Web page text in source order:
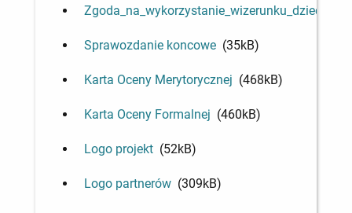
Zgoda_na_wykorzystanie_wizerunku_dziecka
Sprawozdanie koncowe (35kB)
Karta Oceny Merytorycznej (468kB)
Karta Oceny Formalnej (460kB)
Logo projekt (52kB)
Logo partnerów (309kB)